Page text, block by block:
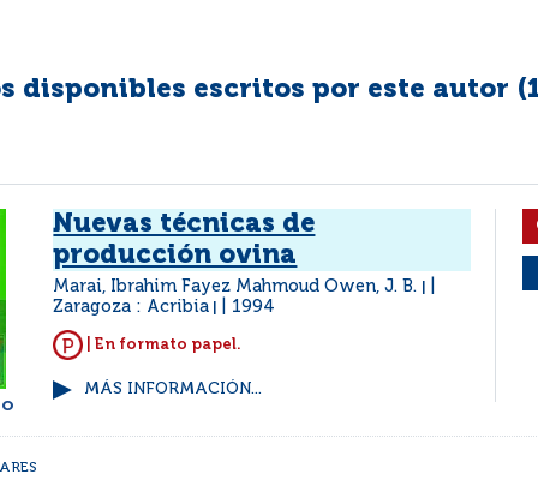
disponibles escritos por este autor (
Nuevas técnicas de
producción ovina
Marai, Ibrahim Fayez Mahmoud Owen, J. B.
Zaragoza : Acribia 1994
| En formato papel.
MÁS INFORMACIÓN...